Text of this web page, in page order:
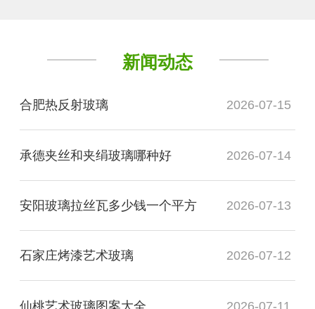
新闻动态
合肥热反射玻璃 2026-07-15
承德夹丝和夹绢玻璃哪种好 2026-07-14
安阳玻璃拉丝瓦多少钱一个平方 2026-07-13
石家庄烤漆艺术玻璃 2026-07-12
仙桃艺术玻璃图案大全 2026-07-11